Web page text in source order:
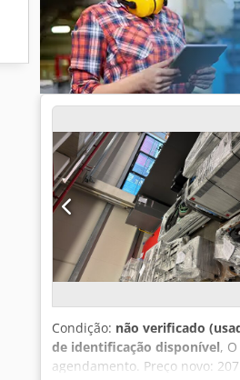
Condição: não verificado
de identificação disponível,
agendamento. Preço novo: